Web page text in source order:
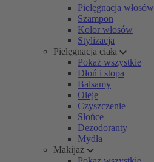
Pielęgnacja włosów
Szampon
Kolor włosów
Stylizacja
Pielęgnacja ciała
Pokaż wszystkie
Dłoń i stopa
Balsamy
Oleje
Czyszczenie
Słońce
Dezodoranty
Mydła
Makijaż